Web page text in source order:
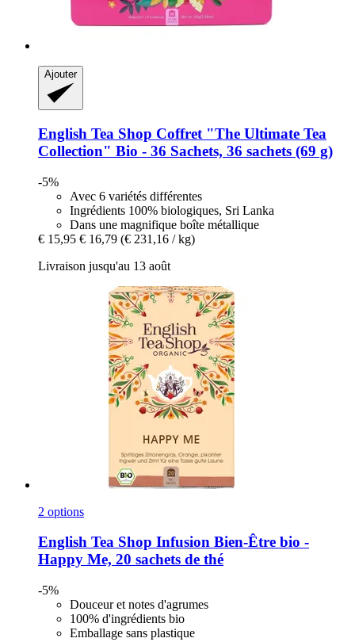
Ajouter
English Tea Shop Coffret "The Ultimate Tea
Collection" Bio -​ 36 Sachets, 36 sachets (69 g)
-5%
Avec 6 variétés différentes
Ingrédients 100% biologiques, Sri Lanka
Dans une magnifique boîte métallique
€ 15,95 € 16,79 (€ 231,16 / kg)
Livraison jusqu'au 13 août
2 options
English Tea Shop Infusion Bien-​Être bio -​
Happy Me, 20 sachets de thé
-5%
Douceur et notes d'agrumes
100% d'ingrédients bio
Emballage sans plastique